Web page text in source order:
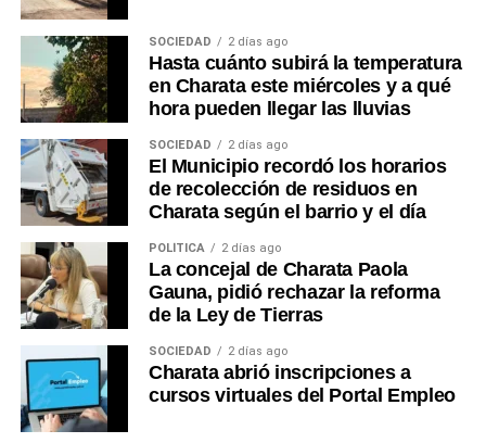
SOCIEDAD 2 días ago
Hasta cuánto subirá la temperatura
en Charata este miércoles y a qué
hora pueden llegar las lluvias
SOCIEDAD 2 días ago
El Municipio recordó los horarios
de recolección de residuos en
Charata según el barrio y el día
POLÍTICA 2 días ago
La concejal de Charata Paola
Gauna, pidió rechazar la reforma
de la Ley de Tierras
SOCIEDAD 2 días ago
Charata abrió inscripciones a
cursos virtuales del Portal Empleo